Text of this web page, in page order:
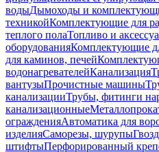
водыДымоходы и
техникойКомплектующие для
теплого полаТопливо и
оборудованияКомплектующие
для каминов, печей
водонагревателейКанализация
вантузыПрочистные машины
канализацииТрубы, фитинги
канализационные
огражденияАвтоматика для
изделияСаморезы, шурупы
штифтыПерфорированный